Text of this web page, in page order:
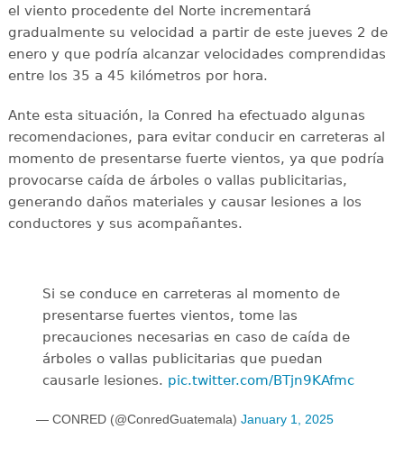
el viento procedente del Norte incrementará
gradualmente su velocidad a partir de este jueves 2 de
enero y que podría alcanzar velocidades comprendidas
entre los 35 a 45 kilómetros por hora.
Ante esta situación, la Conred ha efectuado algunas
recomendaciones, para evitar conducir en carreteras al
momento de presentarse fuerte vientos, ya que podría
provocarse caída de árboles o vallas publicitarias,
generando daños materiales y causar lesiones a los
conductores y sus acompañantes.
Si se conduce en carreteras al momento de
presentarse fuertes vientos, tome las
precauciones necesarias en caso de caída de
árboles o vallas publicitarias que puedan
causarle lesiones. pic.twitter.com/BTjn9KAfmc
— CONRED (@ConredGuatemala) January 1, 2025